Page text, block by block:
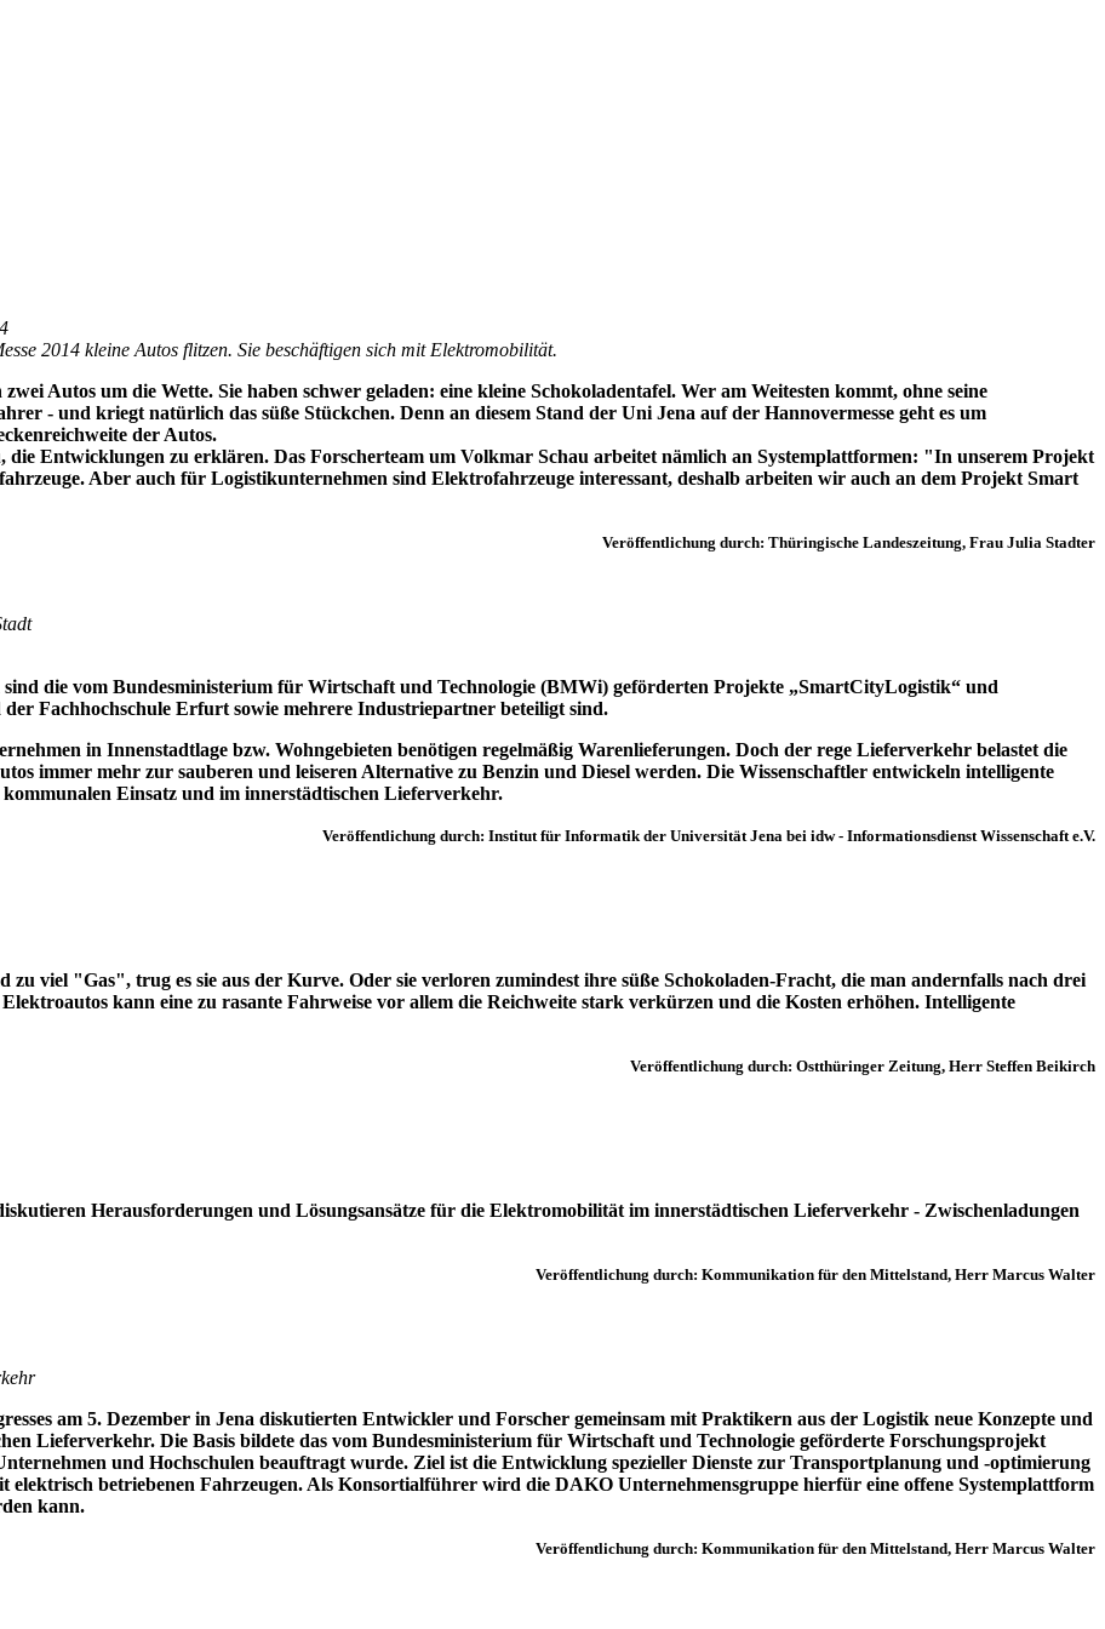
2014 kleine Autos flitzen. Sie beschäftigen sich mit Elektromobilität.
Autos um die Wette. Sie haben schwer geladen: eine kleine Schokoladentafel. Wer am Weitesten kommt, ohne seine
- und kriegt natürlich das süße Stückchen. Denn an diesem Stand der Uni Jena auf der Hannovermesse geht es um
der Autos.
die Entwicklungen zu erklären. Das Forscherteam um Volkmar Schau arbeitet nämlich an Systemplattformen: "In unserem Projekt
Aber auch für Logistikunternehmen sind Elektrofahrzeuge interessant, deshalb arbeiten wir auch an dem Projekt Smart
Veröffentlichung durch: Thüringische Landeszeitung, Frau Julia Stadter
sind die vom Bundesministerium für Wirtschaft und Technologie (BMWi) geförderten Projekte „SmartCityLogistik“ und
Fachhochschule Erfurt sowie mehrere Industriepartner beteiligt sind.
in Innenstadtlage bzw. Wohngebieten benötigen regelmäßig Warenlieferungen. Doch der rege Lieferverkehr belastet die
immer mehr zur sauberen und leiseren Alternative zu Benzin und Diesel werden. Die Wissenschaftler entwickeln intelligente
Einsatz und im innerstädtischen Lieferverkehr.
Veröffentlichung durch: Institut für Informatik der Universität Jena bei idw - Informationsdienst Wissenschaft e.V.
zu viel "Gas", trug es sie aus der Kurve. Oder sie verloren zumindest ihre süße Schokoladen-Fracht, die man andernfalls nach drei
kann eine zu rasante Fahrweise vor allem die Reichweite stark verkürzen und die Kosten erhöhen. Intelligente
Veröffentlichung durch: Ostthüringer Zeitung, Herr Steffen Beikirch
Herausforderungen und Lösungsansätze für die Elektromobilität im innerstädtischen Lieferverkehr - Zwischenladungen
Veröffentlichung durch: Kommunikation für den Mittelstand, Herr Marcus Walter
am 5. Dezember in Jena diskutierten Entwickler und Forscher gemeinsam mit Praktikern aus der Logistik neue Konzepte und
Lieferverkehr. Die Basis bildete das vom Bundesministerium für Wirtschaft und Technologie geförderte Forschungsprojekt
und Hochschulen beauftragt wurde. Ziel ist die Entwicklung spezieller Dienste zur Transportplanung und -optimierung
betriebenen Fahrzeugen. Als Konsortialführer wird die DAKO Unternehmensgruppe hierfür eine offene Systemplattform
kann.
Veröffentlichung durch: Kommunikation für den Mittelstand, Herr Marcus Walter